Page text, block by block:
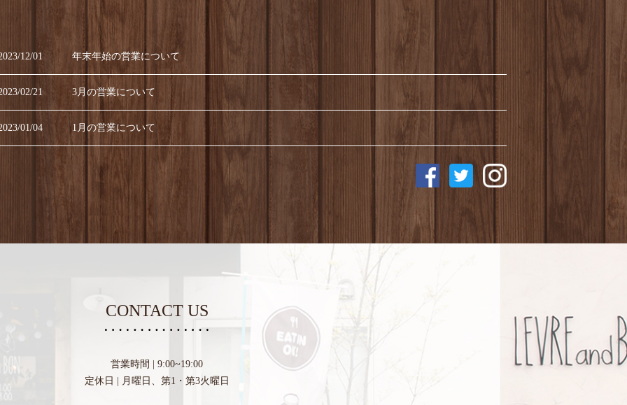
12/01 年末年始の営業について
02/21 3月の営業について
01/04 1月の営業について
年始の営業時間について
CONTACT US
営業時間 | 9:00~19:00
定休日 | 月曜日、第1・第3火曜日